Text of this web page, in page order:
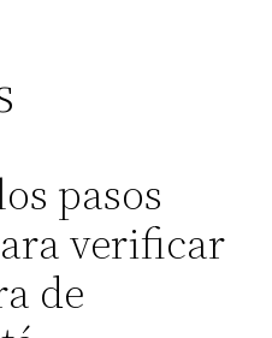
pasos
verificar
de